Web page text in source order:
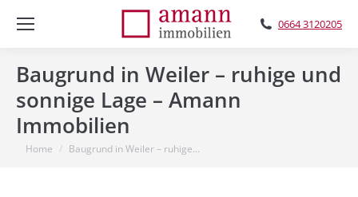
0664 3120205
Baugrund in Weiler – ruhige und
sonnige Lage – Amann
Immobilien
You are here:
Home Baugrund in Weiler – ruhige…